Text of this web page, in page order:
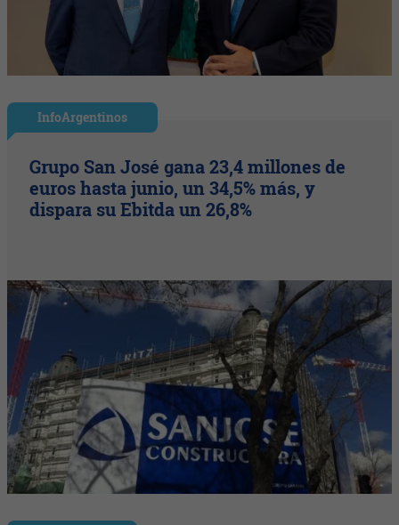
InfoArgentinos
Grupo San José gana 23,4 millones de
euros hasta junio, un 34,5% más, y
dispara su Ebitda un 26,8%